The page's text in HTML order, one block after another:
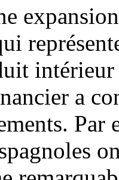
a
Par